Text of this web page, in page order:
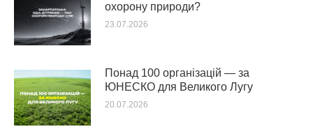
охорону природи?
23.07.2026
Понад 100 організацій — за
ЮНЕСКО для Великого Лугу
20.07.2026